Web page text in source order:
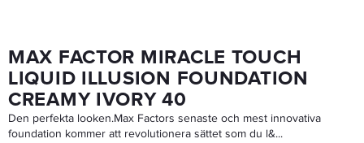
MAX FACTOR MIRACLE TOUCH
LIQUID ILLUSION FOUNDATION
CREAMY IVORY 40
Den perfekta looken.Max Factors senaste och mest innovativa
foundation kommer att revolutionera sättet som du l&...